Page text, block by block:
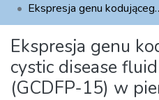
For authors
Help
Contact
Ekspresja genu kodującego gross cystic
Ekspresja genu
cystic disease
(GCDFP-15) w